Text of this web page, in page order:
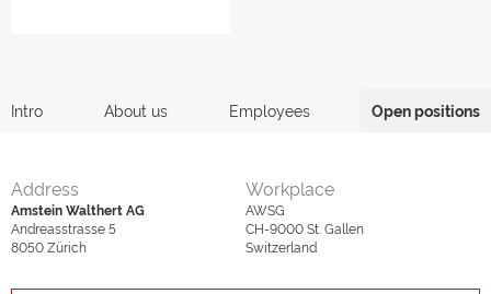
Intro About us Employees Open positions
Address
Amstein Walthert AG
Andreasstrasse 5
8050Zürich
Workplace
AWSG
CH-9000St. Gallen
Switzerland